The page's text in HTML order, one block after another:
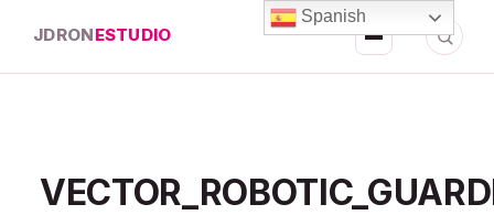
JDRONESTUDIO
Spanish